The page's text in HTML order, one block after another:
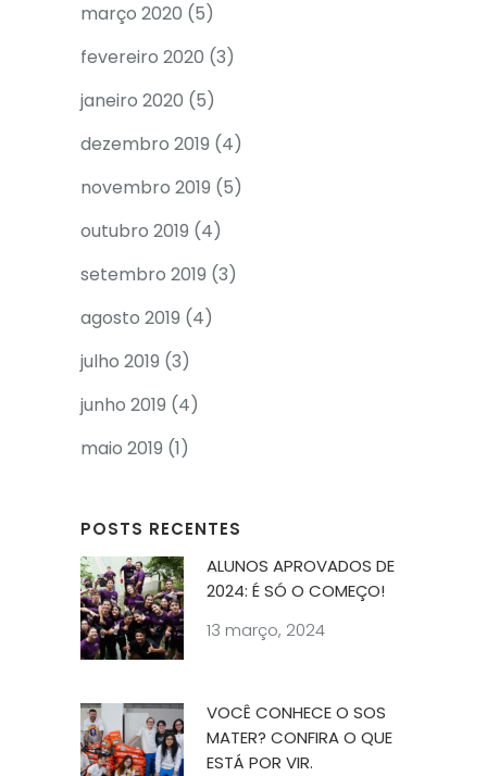
março 2020 (5)
fevereiro 2020 (3)
janeiro 2020 (5)
dezembro 2019 (4)
novembro 2019 (5)
outubro 2019 (4)
setembro 2019 (3)
agosto 2019 (4)
julho 2019 (3)
junho 2019 (4)
maio 2019 (1)
POSTS RECENTES
ALUNOS APROVADOS DE
2024: É SÓ O COMEÇO!
13 março, 2024
VOCÊ CONHECE O SOS
MATER? CONFIRA O QUE
ESTÁ POR VIR.